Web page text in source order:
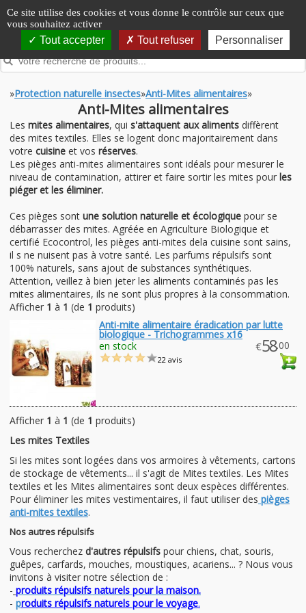
Panneau de gestion des cookies
Ce site utilise des cookies et vous donne le contrôle sur ceux que
vous souhaitez activer
Tout accepter Tout refuser Personnaliser
»Protection naturelle insectes»Anti-Mites alimentaires»
Anti-Mites alimentaires
Les mites alimentaires, qui s'attaquent aux aliments diffèrent
des mites textiles. Elles se logent donc majoritairement dans
votre cuisine et vos réserves.
Les pièges anti-mites alimentaires sont idéals pour mesurer le
niveau de contamination, attirer et faire sortir les mites pour les
piéger et les éliminer.
Ces pièges sont une solution naturelle et écologique pour se
débarrasser des mites. Agréée en Agriculture Biologique et
certifié Ecocontrol, les pièges anti-mites dela cuisine sont sains,
il s ne nuisent pas à votre santé. Les parfums répulsifs sont
100% naturels, sans ajout de substances synthétiques.
Attention, veillez à bien jeter les aliments contaminés pas les
mites alimentaires, ils ne sont plus propres à la consommation.
Afficher 1 à 1 (de 1 produits)
Anti-mite alimentaire éradication par lutte
biologique - Trichogrammes x16
€58.00
en stock
22 avis
Afficher 1 à 1 (de 1 produits)
Les mites Textiles
Si les mites sont logées dans vos armoires à vêtements, cartons
de stockage de vêtements... il s'agit de Mites textiles. Les Mites
textiles et les Mites alimentaires sont deux espèces différentes.
Pour éliminer les mites vestimentaires, il faut utiliser des pièges
anti-mites textiles.
Nos autres répulsifs
Vous recherchez d'autres répulsifs pour chiens, chat, souris,
guêpes, carfards, mouches, moustiques, acariens... ? Nous vous
invitons à visiter notre sélection de :
- produits répulsifs naturels pour la maison.
- produits répulsifs naturels pour le voyage.